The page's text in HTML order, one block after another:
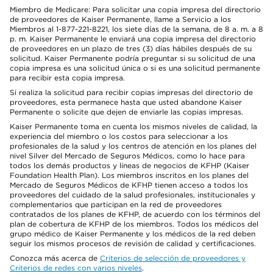
Miembro de Medicare: Para solicitar una copia impresa del directorio
de proveedores de Kaiser Permanente, llame a Servicio a los
Miembros al 1-877-221-8221, los siete días de la semana, de 8 a. m. a 8
p. m. Kaiser Permanente le enviará una copia impresa del directorio
de proveedores en un plazo de tres (3) días hábiles después de su
solicitud. Kaiser Permanente podría preguntar si su solicitud de una
copia impresa es una solicitud única o si es una solicitud permanente
para recibir esta copia impresa.
Si realiza la solicitud para recibir copias impresas del directorio de
proveedores, esta permanece hasta que usted abandone Kaiser
Permanente o solicite que dejen de enviarle las copias impresas.
Kaiser Permanente toma en cuenta los mismos niveles de calidad, la
experiencia del miembro o los costos para seleccionar a los
profesionales de la salud y los centros de atención en los planes del
nivel Silver del Mercado de Seguros Médicos, como lo hace para
todos los demás productos y líneas de negocios de KFHP (Kaiser
Foundation Health Plan). Los miembros inscritos en los planes del
Mercado de Seguros Médicos de KFHP tienen acceso a todos los
proveedores del cuidado de la salud profesionales, institucionales y
complementarios que participan en la red de proveedores
contratados de los planes de KFHP, de acuerdo con los términos del
plan de cobertura de KFHP de los miembros. Todos los médicos del
grupo médico de Kaiser Permanente y los médicos de la red deben
seguir los mismos procesos de revisión de calidad y certificaciones.
Conozca más acerca de Criterios de selección de proveedores y
Criterios de redes con varios niveles.